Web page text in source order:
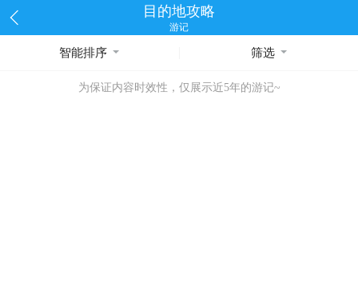
目的地攻略
游记
智能排序 筛选
为保证内容时效性，仅展示近5年的游记~